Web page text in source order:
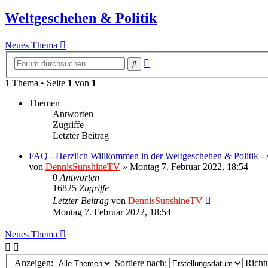
Weltgeschehen & Politik
Neues Thema
Suche
1 Thema • Seite 1 von 1
Themen
Antworten
Zugriffe
Letzter Beitrag
FAQ - Herzlich Willkommen in der Weltgeschehen & Politik -
von DennisSunshineTV » Montag 7. Februar 2022, 18:54
0 Antworten
16825 Zugriffe
Letzter Beitrag von DennisSunshineTV
Montag 7. Februar 2022, 18:54
Neues Thema
Anzeigen: Sortiere nach: